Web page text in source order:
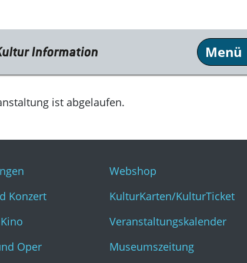
Menü
und Oper
Service
ist abgelaufen.
Konzert
Oper
Webshop
KulturKarten/KulturTicket
Veranstaltungskalender
Museumszeitung